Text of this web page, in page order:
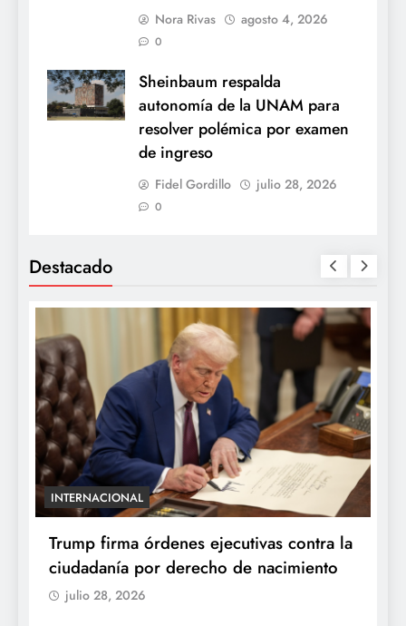
Nora Rivas agosto 4, 2026
0
Sheinbaum respalda
autonomía de la UNAM para
resolver polémica por examen
de ingreso
Fidel Gordillo julio 28, 2026
0
Destacado
INTERNACIONAL
Trump firma órdenes ejecutivas contra la
ciudadanía por derecho de nacimiento
julio 28, 2026